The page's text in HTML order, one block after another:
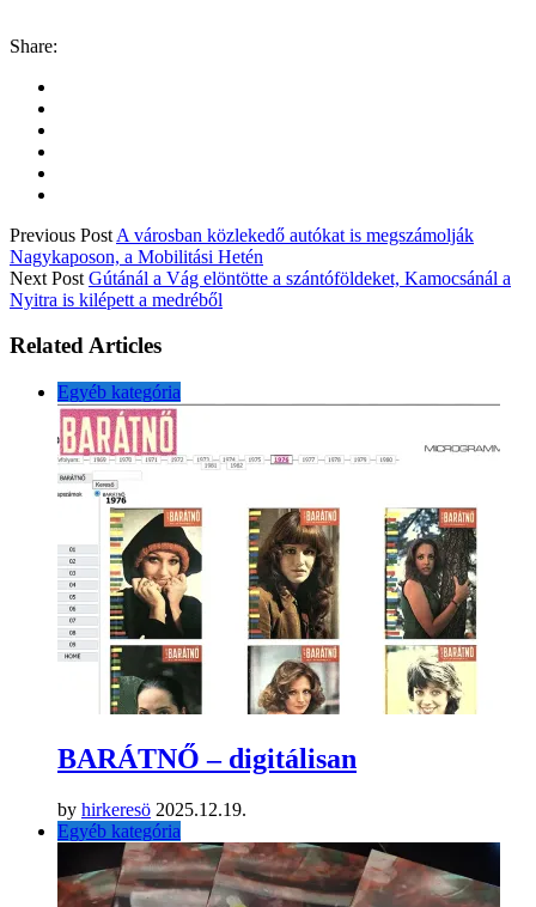
Share:
Previous Post A városban közlekedő autókat is megszámolják
Nagykaposon, a Mobilitási Hetén
Next Post Gútánál a Vág elöntötte a szántóföldeket, Kamocsánál a
Nyitra is kilépett a medréből
Related Articles
Egyéb kategória
BARÁTNŐ – digitálisan
by hirkeresö 2025.12.19.
Egyéb kategória